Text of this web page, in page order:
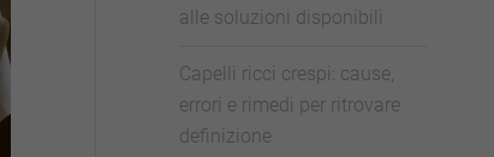
alle soluzioni disponibili
Capelli ricci crespi: cause,
errori e rimedi per ritrovare
definizione